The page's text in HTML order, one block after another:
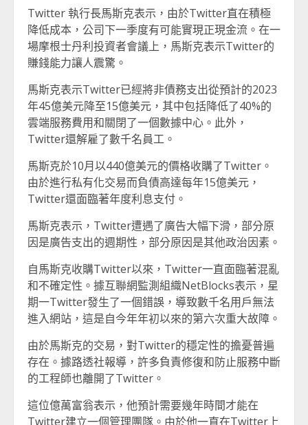
Twitter 執行長馬斯克表示，由於Twitter直在積極
降低成本，公司下一季度有可能實現正現金流。在一
場摩根士丹利投資者會議上，馬斯克表示Twitter的
賺錢能力讓人震驚。
馬斯克表示Twitter已經將非債務支出從預計的2023
年45億美元降至15億美元，其中包括降低了40%的
雲端服務費用和關閉了一個數據中心。此外，
Twitter還解雇了數千名員工。
馬斯克於10月以440億美元的價格收購了Twitter。
由於進行私有化交易而負債高達每年15億美元，
Twitter還面臨著年度利息支付。
馬斯克表示，Twitter遭遇了廣告大幅下滑，部分原
因是廣告支出的週期性，部分原因是其他政治因素。
自馬斯克收購Twitter以來，Twitter一直面臨著混亂
和不確定性。據互聯網監測組織NetBlocks表示，星
期一Twitter發生了一個錯誤，導致數千名用戶無法
進入網站，這是自今年年初以來的第六次重大故障。
由於馬斯克的交易，對Twitter的穩定性的擔憂普遍
存在。據路透社報導，許多負責修復和防止服務中斷
的工程師也離開了Twitter。
這位億萬富翁表示，他預計需要幾年時間才能在
Twitter建立一個管理團隊。由於他一直在Twitter上